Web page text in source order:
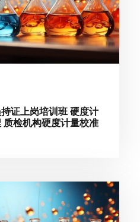
证上岗培训班 硬度计
质检机构硬度计量校准